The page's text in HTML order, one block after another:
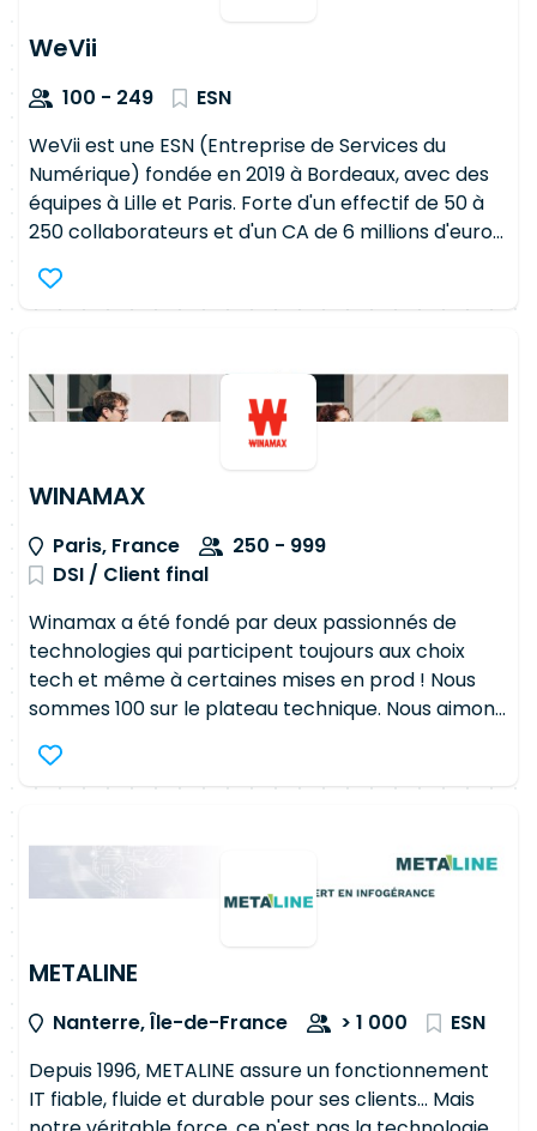
WeVii
100 - 249
ESN
WeVii est une ESN (Entreprise de Services du
Numérique) fondée en 2019 à Bordeaux, avec des
équipes à Lille et Paris. Forte d'un effectif de 50 à
250 collaborateurs et d'un CA de 6 millions d'euros,
elle se distingue par une approche centrée sur
l'humain, alliant proximité, passion et
performance. Son positionnement : offrir aux
épanouissante dans une structure à taille humaine,
avec un accompagnement de carrière structuré
(contrat de trajectoire sur 3 ans) et une
WINAMAX
Paris, France
250 - 999
DSI / Client final
Winamax a été fondé par deux passionnés de
technologies qui participent toujours aux choix
tech et même à certaines mises en prod ! Nous
sommes 100 sur le plateau technique. Nous aimons
faire les choses simplement et de manière
pragmatique. Nous avons choisi un modèle
horizontal, découpé selon des thématiques
(frontend, backend, infra, data, ML …). Nos équipes
sont composées de maximum 10 personnes qui
interagissent quotidiennement entre elles. Basés
l'industrie des jeux en ligne. Leader du poker et des
600 000 parieurs mensuels, nous sommes
Italie et au Portugal. Nous offrons à nos joueurs une
expérience exceptionnelle, à la fois technique,
METALINE
Nanterre, Île-de-France > 1 000
ESN
Depuis 1996, METALINE assure un fonctionnement
IT fiable, fluide et durable pour ses clients... Mais